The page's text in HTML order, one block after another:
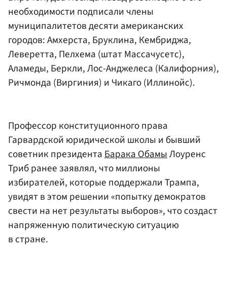
необходимости подписали члены
муниципалитетов десяти американских
городов: Амхерста, Бруклина, Кембриджа,
Леверетта, Пелхема (штат Массачусетс),
Аламеды, Беркли, Лос-Анджелеса (Калифорния),
Ричмонда (Виргиния) и Чикаго (Иллинойс).
Профессор конституционного права
Гарвардской юридической школы и бывший
советник президентаБарака ОбамыЛоуренс
Триб ранее заявлял, что миллионы
избирателей, которые поддержали Трампа,
увидят в этом решении «попытку демократов
свести на нет результаты выборов», что создаст
напряженную политическую ситуацию
в стране.